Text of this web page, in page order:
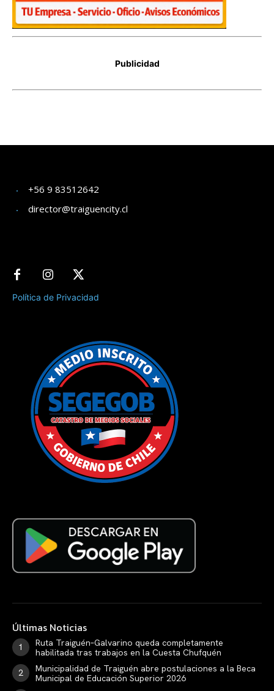
+56 9 83512642
director@traiguencity.cl
Política de Privacidad
Últimas Noticias
Ruta Traiguén–Galvarino queda completamente
habilitada tras trabajos en la Cuesta Chufquén
Municipalidad de Traiguén abre postulaciones a la Beca
Municipal de Educación Superior 2026